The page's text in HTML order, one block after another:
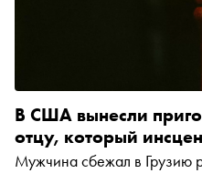
В США вынесли
отцу, который
Мужчина сбежал в Грузию